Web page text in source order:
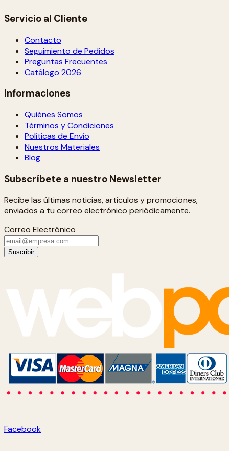
Servicio al Cliente
Contacto
Seguimiento de Pedidos
Preguntas Frecuentes
Catálogo 2026
Informaciones
Quiénes Somos
Términos y Condiciones
Políticas de Envío
Nuestros Materiales
Blog
Subscríbete a nuestro Newsletter
Recibe las últimas noticias, artículos y promociones,
enviados a tu correo electrónico periódicamente.
Correo Electrónico
Suscribir
Facebook